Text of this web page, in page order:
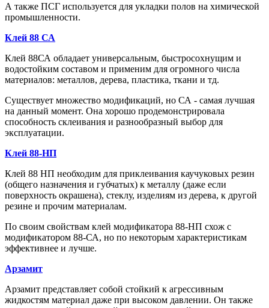
А также ПСГ используется для укладки полов на химической
промышленности.
Клей 88 СА
Клей 88СА обладает универсальным, быстросохнущим и
водостойким составом и применим для огромного числа
материалов: металлов, дерева, пластика, ткани и тд.
Существует множество модификаций, но СА - самая лучшая
на данный момент. Она хорошо продемонстрировала
способность склеивания и разнообразный выбор для
эксплуатации.
Клей 88-НП
Клей 88 НП необходим для приклеивания каучуковых резин
(общего назначения и губчатых) к металлу (даже если
поверхность окрашена), стеклу, изделиям из дерева, к другой
резине и прочим материалам.
По своим свойствам клей модификатора 88-НП схож с
модификатором 88-СА, но по некоторым характеристикам
эффективнее и лучше.
Арзамит
Арзамит представляет собой стойкий к агрессивным
жидкостям материал даже при высоком давлении. Он также